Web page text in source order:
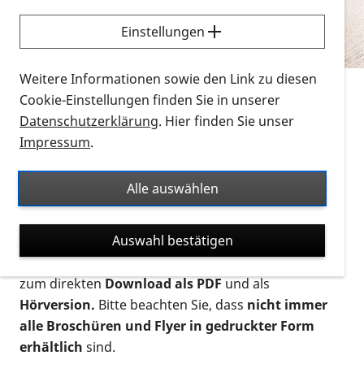
Sie möchten wissen, wie Sie nach Infonmaterial
suchen und dieses bestellen bzw. herunterladen
können? Schauen Sie sich dieErklärvideos zum
Thema Infomaterial auf der PRO RETINA-Website
für blinde und sehbehinderte Menschen an.
Auf dieser Seite finden Sie sämtliches Infomaterial
Ort. Nutzen Sie den Formatfilter, um ausschließlich
nach Flyern und Broschüren, Audios oder Videos zu
suchen. Die meisten Flyer und Broschüren werden in
verschiedenen Formaten angeboten: zur
postalischen Bestellung als gedruckte Variante
zum direktenDownload als PDFund als
Hörversion. Bitte beachten Sie, dass nicht immer
alle Broschüren und Flyer in gedruckter Form
erhältlich sind.
Einstellungen
Weitere Informationen sowie den Link zu diesen
Cookie-Einstellungen finden Sie in unserer
Datenschutzerklärung. Hier finden Sie unser
Impressum.
Alle auswählen
Auswahl bestätigen